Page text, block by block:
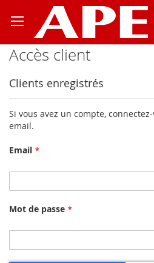
au
contenu
Accès client
Clients enregistrés
Si vous avez un compte,
email.
Email
Mot de passe